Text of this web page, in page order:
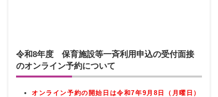
令和8年度 保育施設等一斉利用申込の受付面接
のオンライン予約について
オンライン予約の開始日は令和7年9月8日（月曜日）